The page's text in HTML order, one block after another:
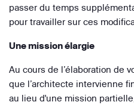
passer du temps
pour travailler sur ces
Une mission élargie
Au cours de l’élaboration de
que l’architecte intervienne
au lieu d'une mission